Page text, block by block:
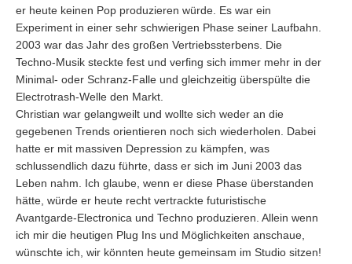
er heute keinen Pop produzieren würde. Es war ein
Experiment in einer sehr schwierigen Phase seiner Laufbahn.
2003 war das Jahr des großen Vertriebssterbens. Die
Techno-Musik steckte fest und verfing sich immer mehr in der
Minimal- oder Schranz-Falle und gleichzeitig überspülte die
Electrotrash-Welle den Markt.
Christian war gelangweilt und wollte sich weder an die
gegebenen Trends orientieren noch sich wiederholen. Dabei
hatte er mit massiven Depression zu kämpfen, was
schlussendlich dazu führte, dass er sich im Juni 2003 das
Leben nahm. Ich glaube, wenn er diese Phase überstanden
hätte, würde er heute recht vertrackte futuristische
Avantgarde-Electronica und Techno produzieren. Allein wenn
ich mir die heutigen Plug Ins und Möglichkeiten anschaue,
wünschte ich, wir könnten heute gemeinsam im Studio sitzen!